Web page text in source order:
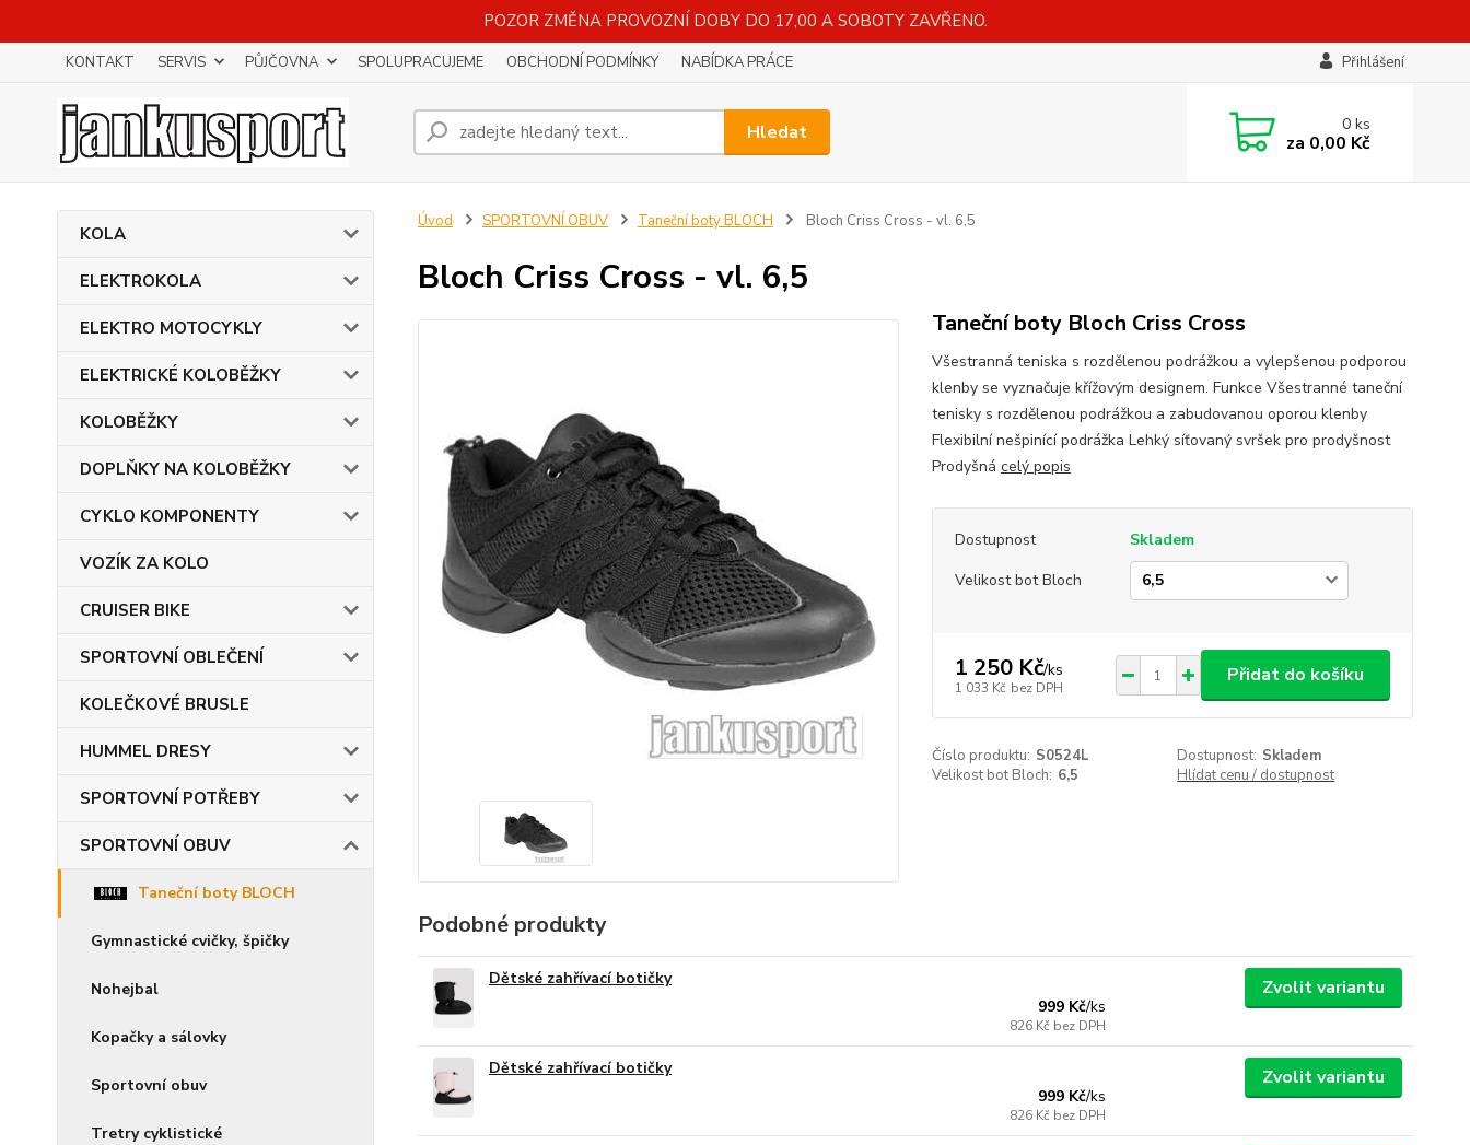
POZOR ZMĚNA PROVOZNÍ DOBY DO 17,00 A SOBOTY ZAVŘENO.
KONTAKT SERVIS PŮJČOVNA SPOLUPRACUJEME OBCHODNÍ PODMÍNKY NABÍDKA PRÁCE Přihlášení
Hledat 0ks
za 0,00 Kč
KOLA
ELEKTROKOLA
ELEKTRO MOTOCYKLY
ELEKTRICKÉ KOLOBĚŽKY
KOLOBĚŽKY
DOPLŇKY NA KOLOBĚŽKY
CYKLO KOMPONENTY
VOZÍK ZA KOLO
CRUISER BIKE
SPORTOVNÍ OBLEČENÍ
KOLEČKOVÉ BRUSLE
HUMMEL DRESY
SPORTOVNÍ POTŘEBY
SPORTOVNÍ OBUV
Taneční boty BLOCH
Gymnastické cvičky, špičky
Nohejbal
Kopačky a sálovky
Sportovní obuv
Tretry cyklistické
Úvod SPORTOVNÍ OBUV Taneční boty BLOCH Bloch Criss Cross - vl. 6,5
Bloch Criss Cross - vl. 6,5
Taneční boty Bloch Criss Cross
Všestranná teniska s rozdělenou podrážkou a vylepšenou podporou
klenby se vyznačuje křížovým designem. Funkce Všestranné taneční
tenisky s rozdělenou podrážkou a zabudovanou oporou klenby
Flexibilní nešpinící podrážka Lehký síťovaný svršek pro prodyšnost
Prodyšná celý popis
Dostupnost
Skladem
Velikost bot Bloch
1 250 Kč/ks
1 033 Kč bez DPH
Přidat do košíku
Číslo produktu: S0524L Dostupnost: Skladem
Velikost bot Bloch: 6,5 Hlídat cenu / dostupnost
Podobné produkty
Dětské zahřívací botičky
999 Kč/ks
826 Kč bez DPH
Zvolit variantu
Dětské zahřívací botičky
999 Kč/ks
826 Kč bez DPH
Zvolit variantu